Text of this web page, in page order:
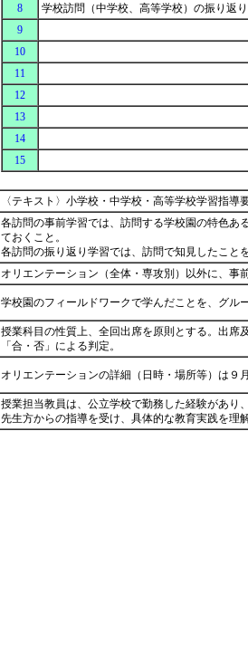
8
学校訪問（中学校、高等学校）の振り返
9
10
11
12
13
14
15
〈テキスト〉小学校・中学校・高等学校学習指
各訪問の事前学習では、訪問する学校園の特色あ
ておくこと。
各訪問の振り返り学習では、訪問で知見したこ
オリエンテーション（全体・専攻別）以外に、
学校園のフィールドワークで学んだことを、グ
授業科目の性質上、全回出席を原則とする。出席
「合・否」による判定。
オリエンテーションの詳細（日時・場所等）は
授業担当教員は、公立学校で勤務した経験があり
先生方からの指導を受け、具体的な教育実践を理